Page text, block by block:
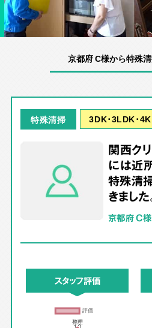
京都府 C様から特殊
特殊清掃 3DK･3LDK･4K
関西ク
には近
特殊清
きました
京都府 C様
スタッフ評価